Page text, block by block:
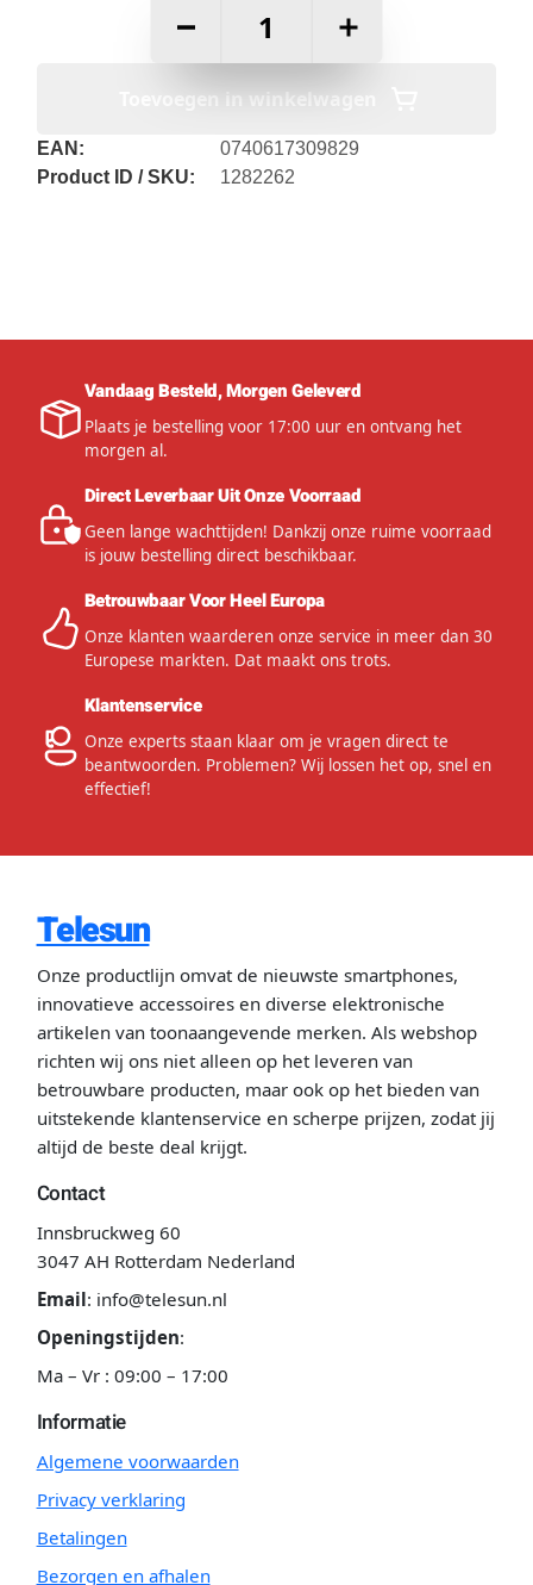
+
Toevoegen in winkelwagen
EAN:
0740617309829
Product ID / SKU:
1282262
Vandaag Besteld, Morgen Geleverd
Plaats je bestelling voor 17:00 uur en ontvang het
morgen al.
Direct Leverbaar Uit Onze Voorraad
Geen lange wachttijden! Dankzij onze ruime voorraad
is jouw bestelling direct beschikbaar.
Betrouwbaar Voor Heel Europa
Onze klanten waarderen onze service in meer dan 30
Europese markten. Dat maakt ons trots.
Klantenservice
Onze experts staan klaar om je vragen direct te
beantwoorden. Problemen? Wij lossen het op, snel en
effectief!
Telesun
Onze productlijn omvat de nieuwste smartphones,
innovatieve accessoires en diverse elektronische
artikelen van toonaangevende merken. Als webshop
richten wij ons niet alleen op het leveren van
betrouwbare producten, maar ook op het bieden van
uitstekende klantenservice en scherpe prijzen, zodat jij
altijd de beste deal krijgt.
Contact
Innsbruckweg 60
3047 AH Rotterdam Nederland
Email: info@telesun.nl
Openingstijden:
Ma – Vr : 09:00 – 17:00
Informatie
Algemene voorwaarden
Privacy verklaring
Betalingen
Bezorgen en afhalen